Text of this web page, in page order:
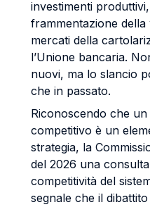
investimenti
frammentazione
mercati della
l’Unione bancaria.
nuovi, ma lo slancio
che in passato.
Riconoscendo che
competitivo è un
strategia, la
del 2026 una
competitività del
segnale che il